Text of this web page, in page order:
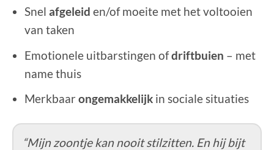
Snel afgeleid en/of moeite met het voltooien
van taken
Emotionele uitbarstingen ofdriftbuien – met
name thuis
Merkbaar ongemakkelijkin sociale situaties
“Mijn zoontje kan nooit stilzitten. En hij bijt